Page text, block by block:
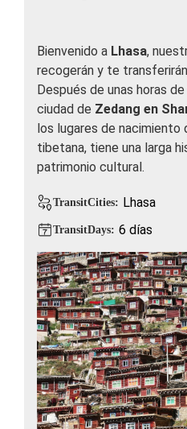
Bienvenido a Lhasa,
recogerán y te
Después de unas horas
ciudad de Zedang en
los lugares de nacimiento
tibetana, tiene una larga
patrimonio cultural.
TransitCities: Lhasa
TransitDays: 6 días